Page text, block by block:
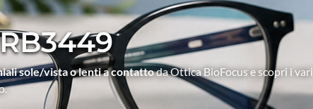
sole/vista o lenti a contattoda Ottica BioFocus e scopri i vari